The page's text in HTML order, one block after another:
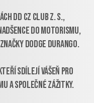
DD CZ club z. s.,
do motorismu,
Dodge Durango.
sdílejí vášeň pro
a společné zážitky.